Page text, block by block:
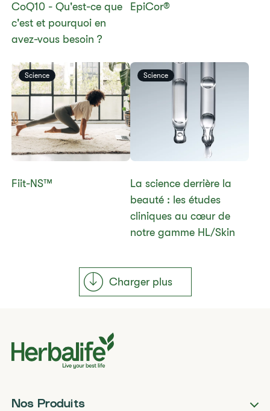
​​CoQ10 - Qu'est-ce que
c'est et pourquoi en
avez-vous besoin ?​
​​EpiCor®​
Science
Fiit-NS™​
Science
La science derrière la
beauté : les études
cliniques au cœur de
notre gamme HL/Skin
Charger plus
Nos Produits